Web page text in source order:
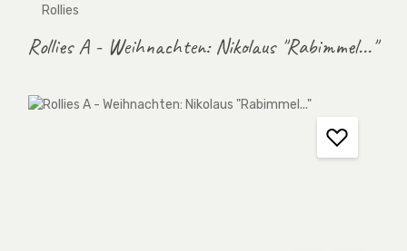
Rollies
Rollies A - Weihnachten: Nikolaus "Rabimmel..."
Bildergalerie überspringen